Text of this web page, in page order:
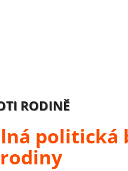
RODINĚ
politická